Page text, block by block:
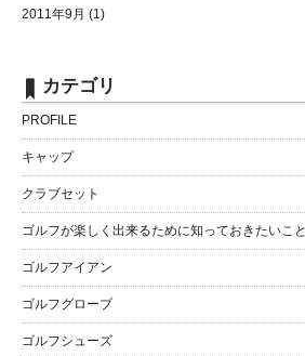
2011年9月 (1)
カテゴリ
PROFILE
キャップ
クラブセット
ゴルフが楽しく出来るために知っておきたいこと
ゴルフアイアン
ゴルフグローブ
ゴルフシューズ